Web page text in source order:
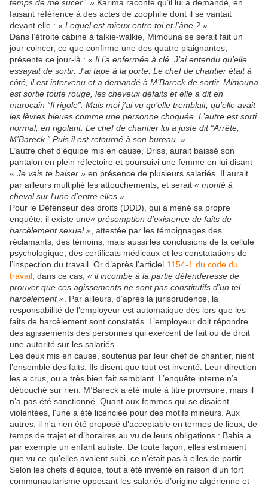
temps de me sucer.” » Karima raconte qu’il lui a demandé, en
faisant référence à des actes de zoophilie dont il se vantait
devant elle : « Lequel est mieux entre toi et l’âne ? »
Dans l’étroite cabine à talkie-walkie, Mimouna se serait fait un
jour coincer, ce que confirme une des quatre plaignantes,
présente ce jour-là : « Il l’a enfermée à clé. J’ai entendu qu’elle
essayait de sortir. J’ai tapé à la porte. Le chef de chantier était à
côté, il est intervenu et a demandé à M’Bareck de sortir. Mimouna
est sortie toute rouge, les cheveux défaits et elle a dit en
marocain “Il rigole”. Mais moi j’ai vu qu’elle tremblait, qu’elle avait
les lèvres bleues comme une personne choquée. L’autre est sorti
normal, en rigolant. Le chef de chantier lui a juste dit “Arrête,
M’Bareck.” Puis il est retourné à son bureau. »
L’autre chef d'équipe mis en cause, Driss, aurait baissé son
pantalon en plein réfectoire et poursuivi une femme en lui disant
« Je vais te baiser » en présence de plusieurs salariés. Il aurait
par ailleurs multiplié les attouchements, et serait « monté à
cheval sur l'une d'entre elles »
Pour le Défenseur des droits (DDD), qui a mené sa propre
enquête, il existe une« présomption d’existence de faits de
harcèlement sexuel » , attestée par les témoignages des
réclamants, des témoins, mais aussi les conclusions de la cellule
psychologique, des certificats médicaux et les constatations de
l’inspection du travail. Or d’après l’articleL1154-1 du code du
travail , dans ce cas, « il incombe à la partie défenderesse de
prouver que ces agissements ne sont pas constitutifs d’un tel
harcèlement » . Par ailleurs, d’après la jurisprudence, la
responsabilité de l’employeur est automatique dès lors que les
faits de harcèlement sont constatés. L’employeur doit répondre
des agissements des personnes qui exercent de fait ou de droit
une autorité sur les salariés.
Les deux mis en cause, soutenus par leur chef de chantier, nient
l’ensemble des faits. Ils disent que tout est inventé. Leur direction
les a crus, ou a très bien fait semblant. L’enquête interne n’a
débouché sur rien. M’Bareck a été muté à titre provisoire, mais il
n’a pas été sanctionné. Quant aux femmes qui se disaient
violentées, l'une a été licenciée pour des motifs mineurs. Aux
autres, il n'a rien été proposé d’acceptable en termes de lieux, de
temps de trajet et d’horaires au vu de leurs obligations : Bahia a
par exemple un enfant autiste. De toute façon, elles estimaient
que vu ce qu’elles avaient subi, ce n’était pas à elles de partir.
Selon les chefs d'équipe, tout a été inventé en raison d’un fort
communautarisme opposant les salariés d’origine algérienne et